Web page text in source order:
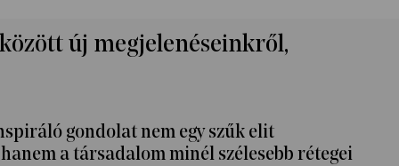
új megjelenéseinkről,
gondolat nem egy szűk elit
a társadalom minél szélesebb rétegei